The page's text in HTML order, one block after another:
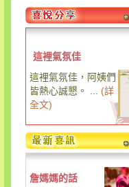
這裡氣氛佳
這裡氣氛佳，阿姨們
皆熱心誠懇。 ...
(詳
全文)
詹媽媽的話